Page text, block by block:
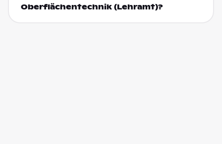
Oberflächentechnik (Lehramt)?